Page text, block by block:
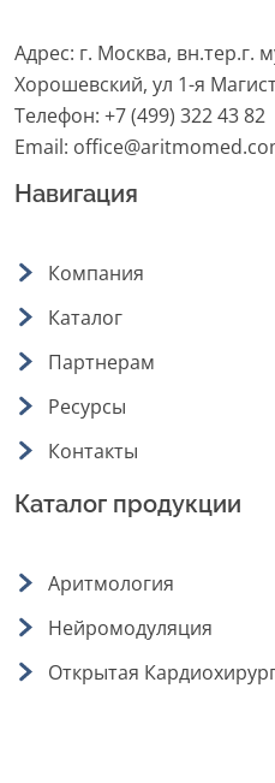
Адрес: г. Москва, вн.тер.г.
Хорошевский, ул 1-я
Телефон: +7 (499) 322 43 82
Email:
Навигация
Компания
Каталог
Партнерам
Ресурсы
Контакты
Каталог продукции
Аритмология
Нейромодуляция
Открытая